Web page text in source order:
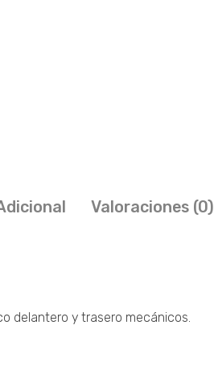
Valoraciones (0)
delantero y trasero mecánicos.